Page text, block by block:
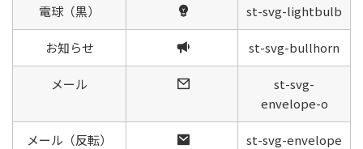
電球（黒） st-svg-lightbulb
お知らせ st-svg-bullhorn
メール
st-svg-
envelope-o
メール（反転） st-svg-envelope